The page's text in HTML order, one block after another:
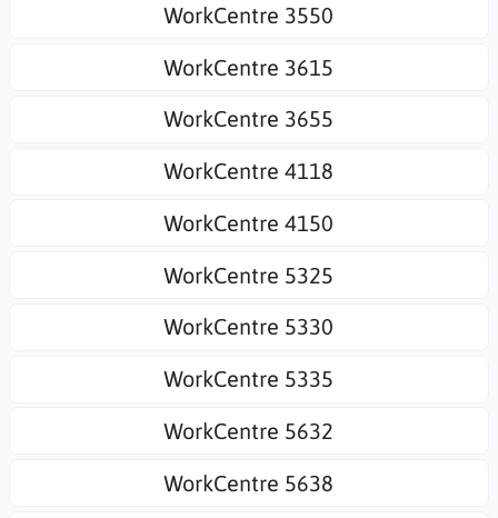
WorkCentre 3550
WorkCentre 3615
WorkCentre 3655
WorkCentre 4118
WorkCentre 4150
WorkCentre 5325
WorkCentre 5330
WorkCentre 5335
WorkCentre 5632
WorkCentre 5638